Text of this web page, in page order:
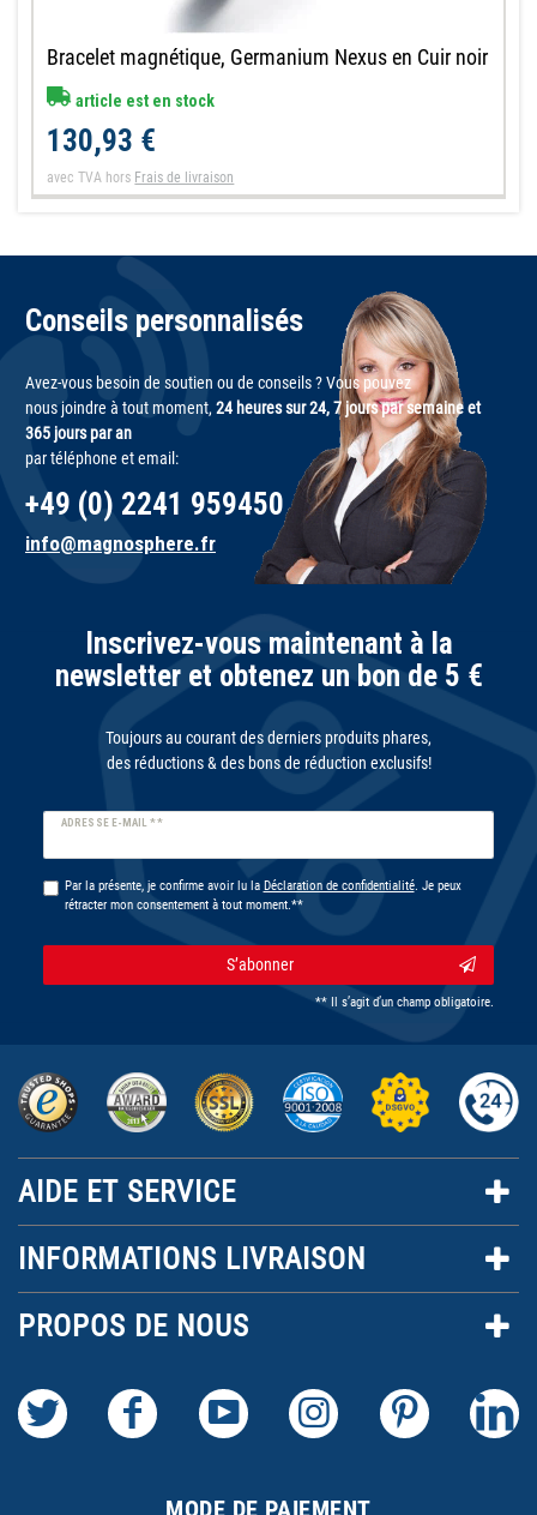
Bracelet magnétique, Germanium Nexus en Cuir noir
article est en stock
130,93 €
avec TVA hors Frais de livraison
Conseils personnalisés
Avez-vous besoin de soutien ou de conseils ? Vous pouvez
nous joindre à tout moment, 24 heures sur 24, 7 jours par semaine et
365 jours par an
par téléphone et email:
+49 (0) 2241 959450
info@magnosphere.fr
Inscrivez-vous maintenant à la
newsletter et obtenez un bon de 5 €
Toujours au courant des derniers produits phares,
des réductions & des bons de réduction exclusifs!
ADRESSE E-MAIL **
Ceres::Template.newsletterHoneypotLabel
Par la présente, je confirme avoir lu la Déclaration de confidentialité. Je peux
rétracter mon consentement à tout moment.**
S’abonner
** Il s’agit d’un champ obligatoire.
AIDE ET SERVICE
INFORMATIONS LIVRAISON
PROPOS DE NOUS
MODE DE PAIEMENT